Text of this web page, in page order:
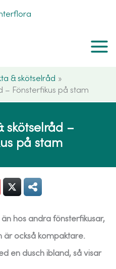
& skötselråd
– Fönsterfikus på stam
skötselråd –
på stam
hos andra fönsterfikusar,
också kompaktare.
en dusch ibland, så visar